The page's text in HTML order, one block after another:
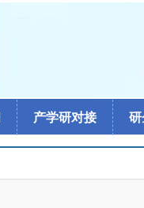
产学研对接 研